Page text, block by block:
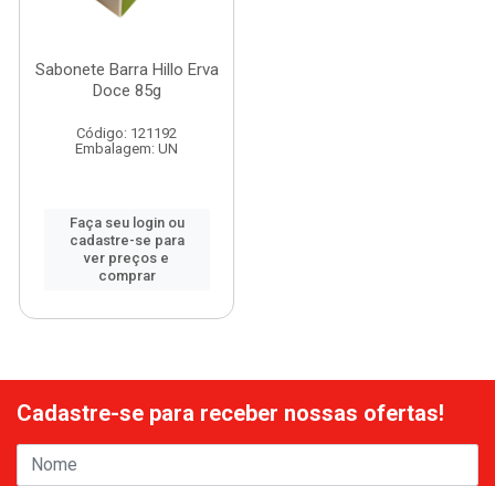
Sabonete Barra Hillo Erva
Doce 85g
Código: 121192
Embalagem: UN
Faça seu login ou
cadastre-se para
ver preços e
comprar
Cadastre-se para receber nossas ofertas!